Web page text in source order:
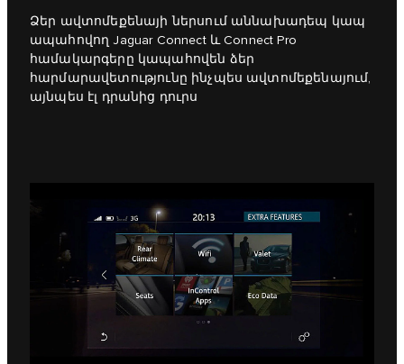
Ձեր ավտոմեքենայի ներսում աննախադեպ կապ
ապահովող Jaguar Connect և Connect Pro
համակարգերը կապահովեն ձեր
հարմարավետությունը ինչպես ավտոմեքենայում,
այնպես էլ դրանից դուրս